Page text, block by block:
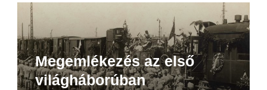
Megemlékezés az első
világháborúban